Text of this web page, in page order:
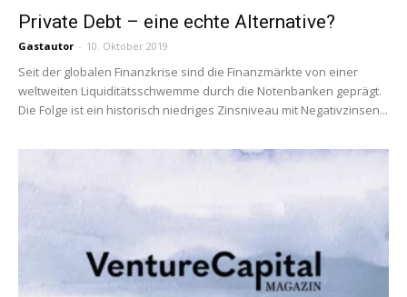
Private Debt – eine echte Alternative?
Gastautor - 10. Oktober 2019
Seit der globalen Finanzkrise sind die Finanzmärkte von einer
weltweiten Liquiditätsschwemme durch die Notenbanken geprägt.
Die Folge ist ein historisch niedriges Zinsniveau mit Negativzinsen...